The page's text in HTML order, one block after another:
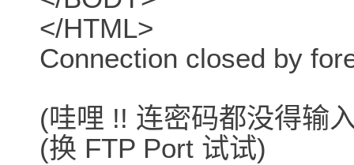
</HTML>
Connection closed by
(哇哩 !! 连密码都没得输
(换 FTP Port 试试)